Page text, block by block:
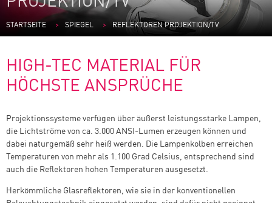
STARTSEITE SPIEGEL REFLEKTOREN PROJEKTION/TV
HIGH-TEC MATERIAL FÜR
HÖCHSTE ANSPRÜCHE
Projektionssysteme verfügen über äußerst leistungsstarke Lampen,
die Lichtströme von ca. 3.000 ANSI-Lumen erzeugen können und
dabei naturgemäß sehr heiß werden. Die Lampenkolben erreichen
Temperaturen von mehr als 1.100 Grad Celsius, entsprechend sind
auch die Reflektoren hohen Temperaturen ausgesetzt.
Herkömmliche Glasreflektoren, wie sie in der konventionellen